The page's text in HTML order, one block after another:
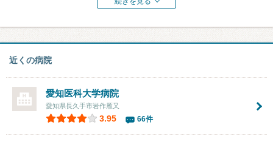
近くの病院
愛知医科大学病院
愛知県長久手市岩作雁又
3.95 66件